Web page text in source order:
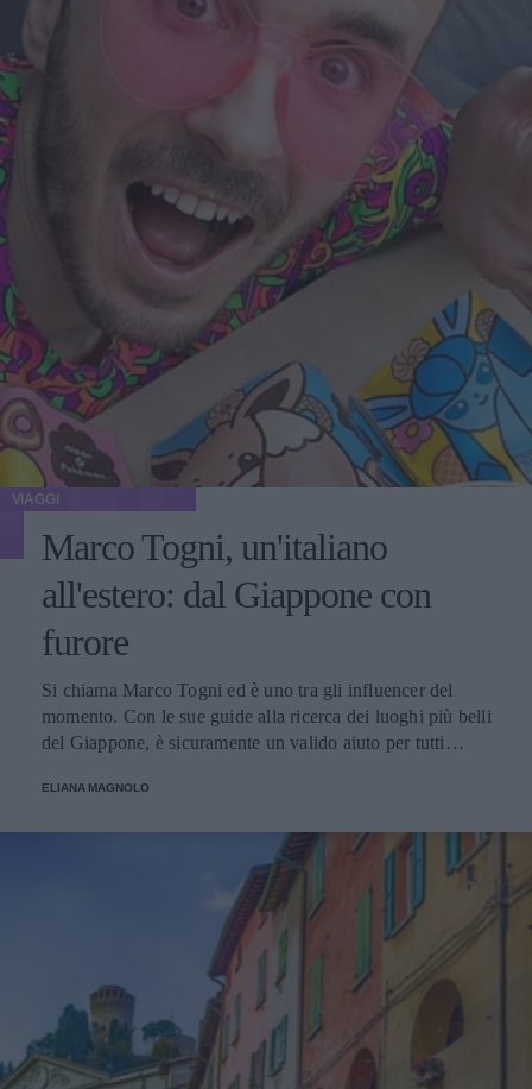
VIAGGI
Marco Togni, un'italiano
all'estero: dal Giappone con
furore
Si chiama Marco Togni ed è uno tra gli influencer del
momento. Con le sue guide alla ricerca dei luoghi più belli
del Giappone, è sicuramente un valido aiuto per tutti
dell'Oriente.
ELIANA MAGNOLO